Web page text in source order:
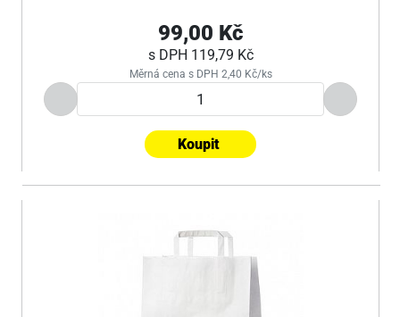
99,00 Kč
s DPH 119,79 Kč
Měrná cena s DPH 2,40 Kč/ks
Koupit